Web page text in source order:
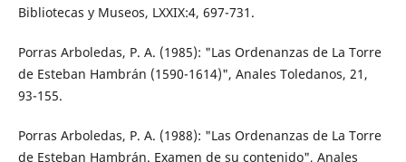
Bibliotecas y Museos, LXXIX:4, 697-731.
Porras Arboledas, P. A. (1985): "Las Ordenanzas de La Torre
de Esteban Hambrán (1590-1614)", Anales Toledanos, 21,
93-155.
Porras Arboledas, P. A. (1988): "Las Ordenanzas de La Torre
de Esteban Hambrán. Examen de su contenido", Anales